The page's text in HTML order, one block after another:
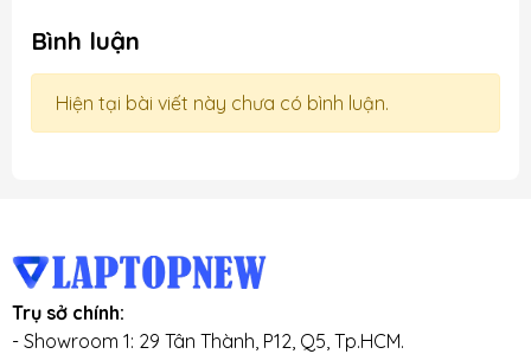
Bình luận
Hiện tại bài viết này chưa có bình luận.
Trụ sở chính:
- Showroom 1: 29 Tân Thành, P12, Q5, Tp.HCM.